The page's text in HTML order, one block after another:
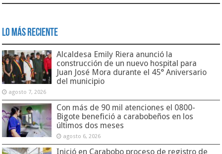
Lo Más Reciente
Alcaldesa Emily Riera anunció la
construcción de un nuevo hospital para
Juan José Mora durante el 45° Aniversario
del municipio
agosto 7, 2026
Con más de 90 mil atenciones el 0800-
Bigote benefició a carabobeños en los
últimos dos meses
agosto 6, 2026
Inició en Carabobo proceso de registro de